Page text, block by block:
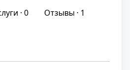
· 0 Отзывы · 1